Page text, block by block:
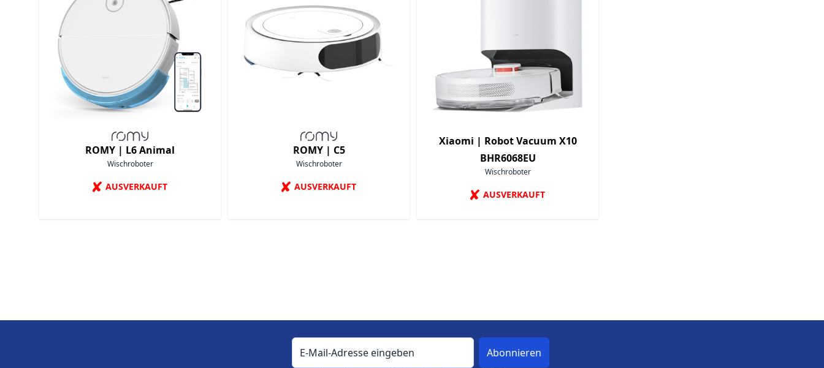
ROMY | L6 Animal
Wischroboter
✘ AUSVERKAUFT
ROMY | C5
Wischroboter
✘ AUSVERKAUFT
Xiaomi | Robot Vacuum X10
BHR6068EU
Wischroboter
✘ AUSVERKAUFT
E-Mail-Adresse